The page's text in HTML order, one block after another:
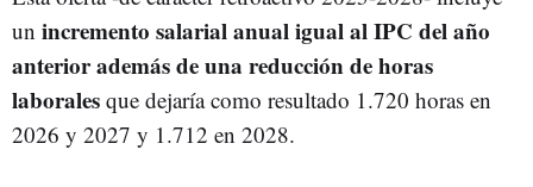
un incremento salarial anual igual al IPC del año
anterior además de una reducción de horas
laborales que dejaría como resultado 1.720 horas en
2026 y 2027 y 1.712 en 2028.